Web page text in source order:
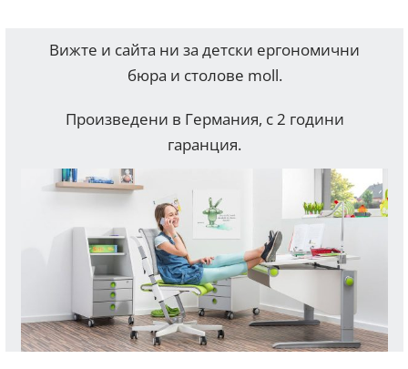
Вижте и сайта ни за детски ергономични
бюра и столове moll.
Произведени в Германия, с 2 години
гаранция.